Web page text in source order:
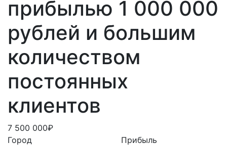
прибылью 1 000 000
рублей и большим
количеством
постоянных
клиентов
7 500 000₽
Город
Прибыль